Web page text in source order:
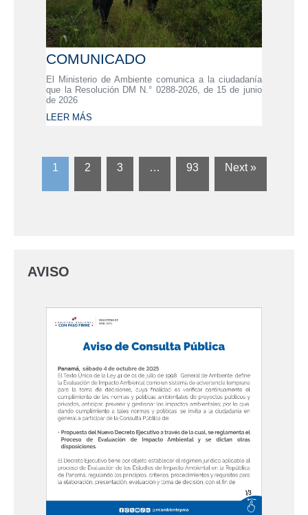
COMUNICADO
El Ministerio de Ambiente comunica a la ciudadanía
que la Resolución DM N.° 0288-2026, de 15 de junio
de 2026
LEER MÁS
1 2 3 … 93 Next »
AVISO